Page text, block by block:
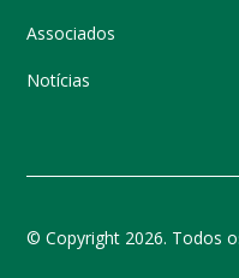
Associados
Notícias
© Copyright 2026. Todos